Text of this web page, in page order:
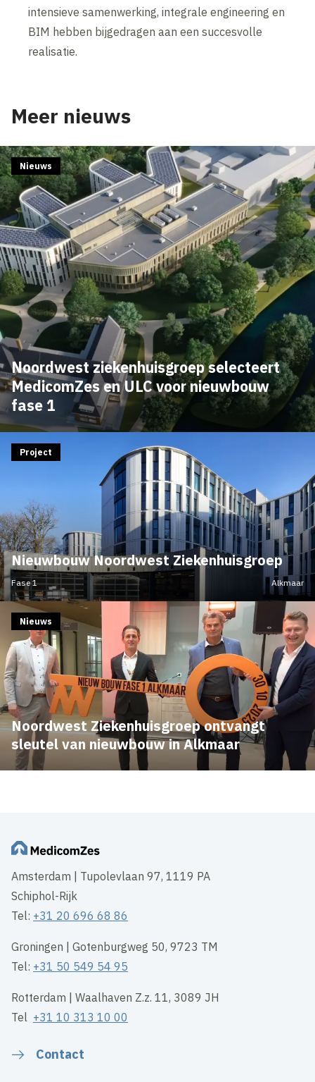
intensieve samenwerking, integrale engineering en
BIM hebben bijgedragen aan een succesvolle
realisatie.
Meer nieuws
Noordwest ziekenhuisgroep selecteert
MedicomZes en ULC voor nieuwbouw
fase 1
Nieuws
Nieuwbouw Noordwest Ziekenhuisgroep
Project
Fase 1 Alkmaar
Noordwest Ziekenhuisgroep ontvangt
sleutel van nieuwbouw in Alkmaar
Nieuws
Amsterdam | Tupolevlaan 97, 1119 PA
Schiphol-Rijk
Tel: +31 20 696 68 86
Groningen | Gotenburgweg 50, 9723 TM
Tel: +31 50 549 54 95
Rotterdam | Waalhaven Z.z. 11, 3089 JH
Tel +31 10 313 10 00
Contact